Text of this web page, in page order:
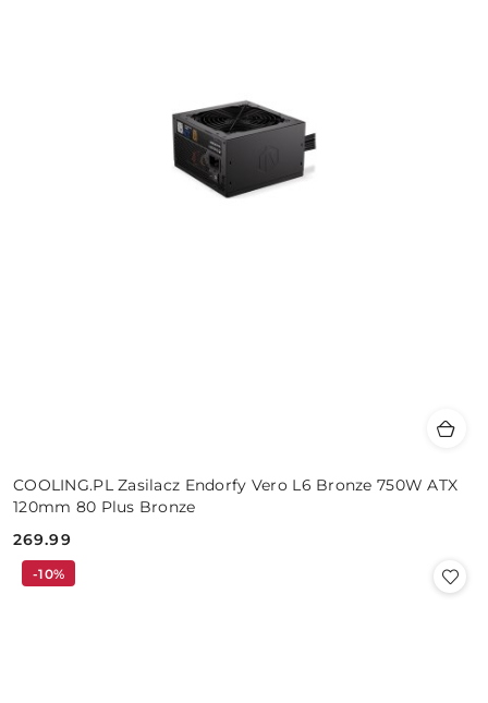
COOLING.PL Zasilacz Endorfy Vero L6 Bronze 750W ATX
120mm 80 Plus Bronze
Cena:
269.99
-10%